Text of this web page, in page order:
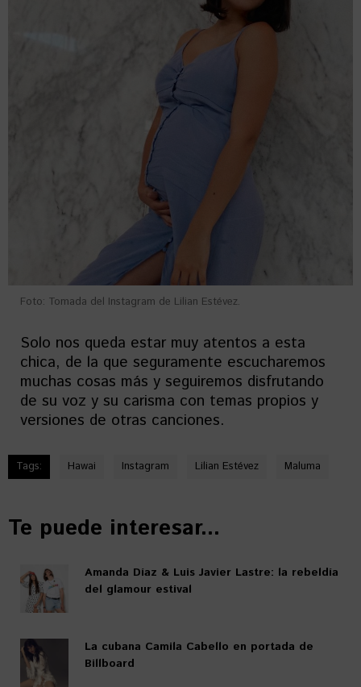
Foto: Tomada del Instagram de Lilian Estévez.
Solo nos queda estar muy atentos a esta
chica, de la que seguramente escucharemos
muchas cosas más y seguiremos disfrutando
de su voz y su carisma con temas propios y
versiones de otras canciones.
Tags: Hawai Instagram Lilian Estévez Maluma
Te puede interesar...
Amanda Díaz & Luis Javier Lastre: la rebeldía
del glamour estival
La cubana Camila Cabello en portada de
Billboard